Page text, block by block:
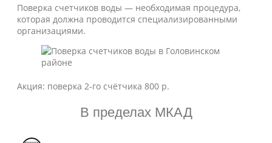
Поверка счетчиков воды — необходимая процедура,
которая должна проводится специализированными
организациями.
Акция: поверка 2-го счётчика 800 р.
В пределах МКАД